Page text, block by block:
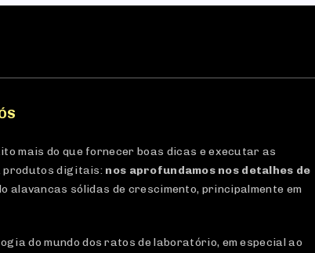
mais do que fornecer boas dicas e executar as
produtos digitais: nos aprofundamos nos detalhes de
alavancas sólidas de crescimento, principalmente em
do mundo dos ratos de laboratório, em especial ao